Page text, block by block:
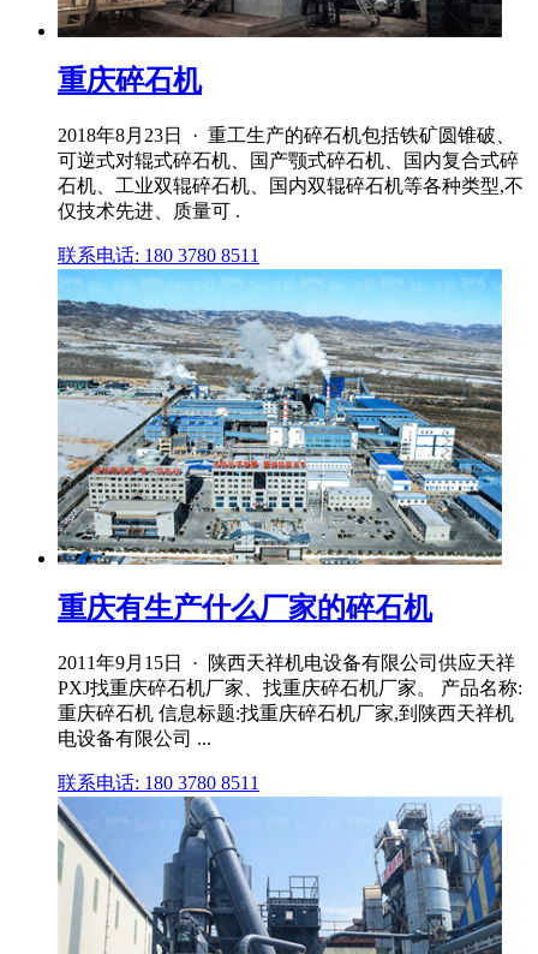
重庆碎石机
2018年8月23日 · 重工生产的碎石机包括铁矿圆锥破、
可逆式对辊式碎石机、国产颚式碎石机、国内复合式碎
石机、工业双辊碎石机、国内双辊碎石机等各种类型,不
仅技术先进、质量可 .
联系电话: 180 3780 8511
重庆有生产什么厂家的碎石机
2011年9月15日 · 陕西天祥机电设备有限公司供应天祥
PXJ找重庆碎石机厂家、找重庆碎石机厂家。 产品名称:
重庆碎石机 信息标题:找重庆碎石机厂家,到陕西天祥机
电设备有限公司 ...
联系电话: 180 3780 8511